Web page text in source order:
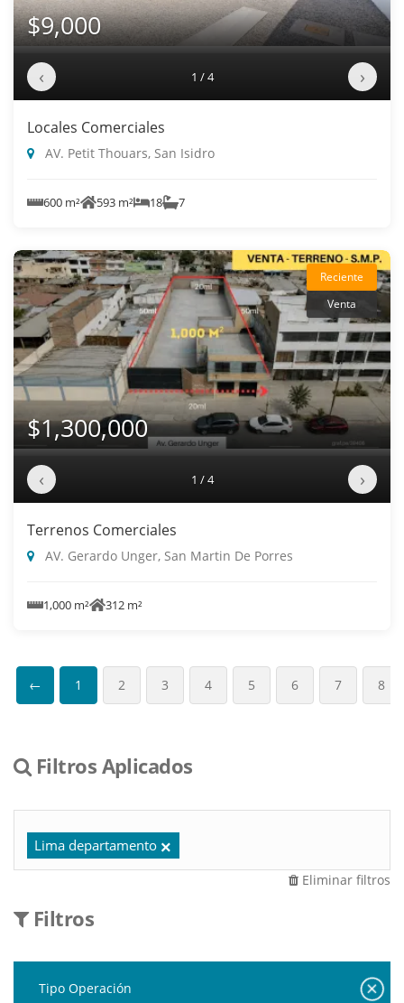
$9,000
‹ 1 / 4 ›
Locales Comerciales
AV. Petit Thouars, San Isidro
600 m² 593 m² 18 7
Reciente
Venta
$1,300,000
‹ 1 / 4 ›
Terrenos Comerciales
AV. Gerardo Unger, San Martin De Porres
1,000 m² 312 m²
← 1 2 3 4 5 6 7 8
Filtros Aplicados
Lima departamento
Eliminar filtros
Filtros
Tipo Operación